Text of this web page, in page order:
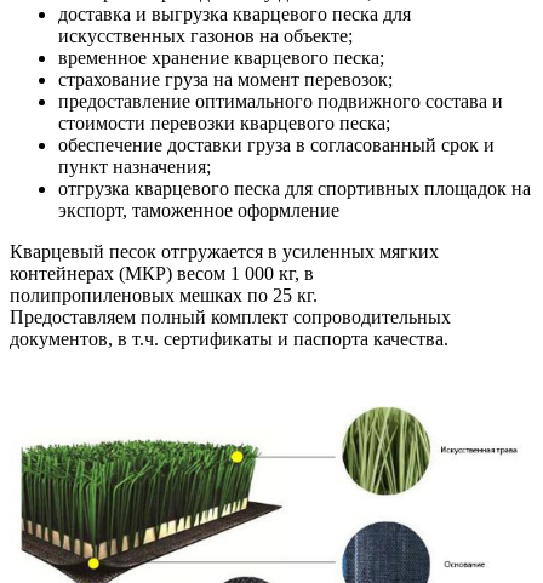
доставка и выгрузка кварцевого песка для
искусственных газонов на объекте;
временное хранение кварцевого песка;
страхование груза на момент перевозок;
предоставление оптимального подвижного состава и
стоимости перевозки кварцевого песка;
обеспечение доставки груза в согласованный срок и
пункт назначения;
отгрузка кварцевого песка для спортивных площадок на
экспорт, таможенное оформление
Кварцевый песок отгружается в усиленных мягких
контейнерах (МКР) весом 1 000 кг, в
полипропиленовых мешках по 25 кг.
Предоставляем полный комплект сопроводительных
документов, в т.ч. сертификаты и паспорта качества.